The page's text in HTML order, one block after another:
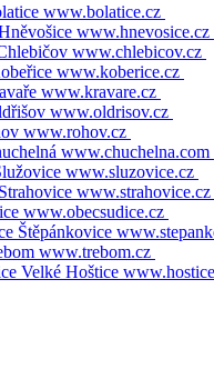
www.bolatice.cz
www.hnevosice.cz
www.chlebicov.cz
www.koberice.cz
www.kravare.cz
www.oldrisov.cz
www.rohov.cz
www.chuchelna.com
www.sluzovice.cz
Strahovice www.strahovice.cz
www.obecsudice.cz
Štěpánkovice
www.trebom.cz
Velké Hoštice